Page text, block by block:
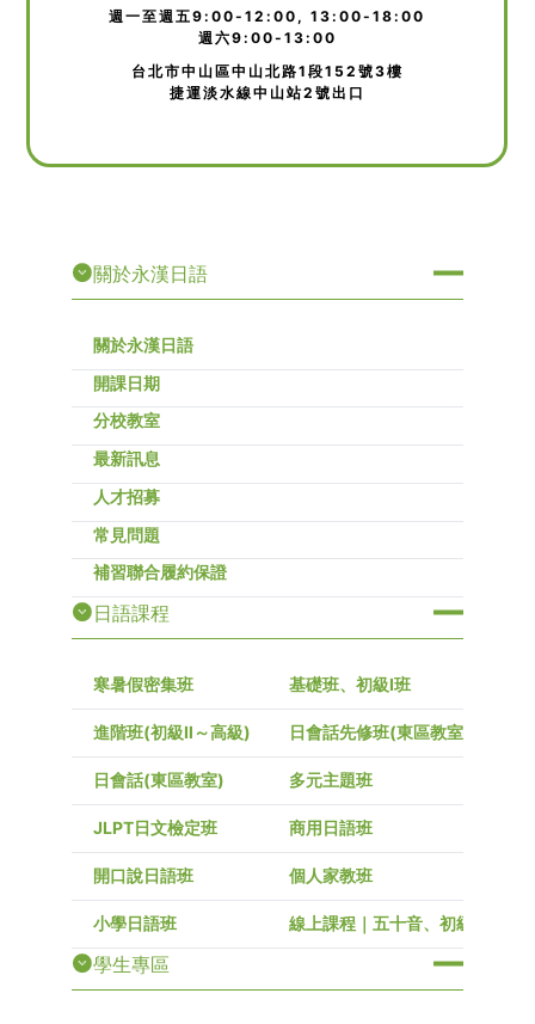
週一至週五9:00-12:00, 13:00-18:00
週六9:00-13:00
台北市中山區中山北路1段152號3樓
捷運淡水線中山站2號出口
關於永漢日語
關於永漢日語
開課日期
分校教室
最新訊息
人才招募
常見問題
補習聯合履約保證
日語課程
寒暑假密集班 基礎班、初級I班
進階班(初級Ⅱ～高級) 日會話先修班(東區教室)
日會話(東區教室) 多元主題班
JLPT日文檢定班 商用日語班
開口說日語班 個人家教班
小學日語班 線上課程｜五十音、初級～高級
學生專區